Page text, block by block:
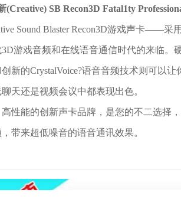
(Creative) SB Recon3D Fatal1ty
Sound Blaster Recon3D游戏声卡——
游戏音频和在线语音通信时代的来临。
新的CrystalVoice?语音音频技术则可以
天还是视频会议中都表现出色。
性能的创新声卡品牌，是您的不二选择
带来超低噪音的语音通讯效果。